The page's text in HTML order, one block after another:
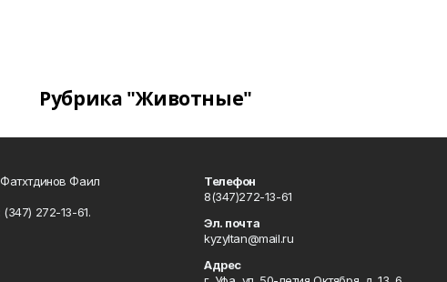
Рубрика "Животные"
Фаил
272-13-61.
Телефон
8(347)272-13-61
Эл. почта
kyzyltan@mail.ru
Адрес